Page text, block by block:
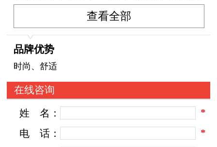
流的设计、百搭的风格、舒适的穿着感，为消费
者打造最优的用户体验，陪伴所有追求自由、进
取的新潮女性走好成长的每一步。
查看全部
品牌优势
时尚、舒适
在线咨询
姓
名：
*
电
话：
*